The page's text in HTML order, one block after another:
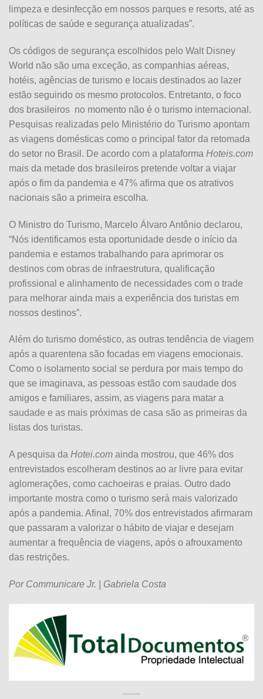
limpeza e desinfecção em nossos parques e resorts, até as
políticas de saúde e segurança atualizadas”.
Os códigos de segurança escolhidos pelo Walt Disney
World não são uma exceção, as companhias aéreas,
hotéis, agências de turismo e locais destinados ao lazer
estão seguindo os mesmo protocolos. Entretanto, o foco
dos brasileiros no momento não é o turismo internacional.
Pesquisas realizadas pelo Ministério do Turismo apontam
as viagens domésticas como o principal fator da retomada
do setor no Brasil. De acordo com a plataforma Hoteis.com
mais da metade dos brasileiros pretende voltar a viajar
após o fim da pandemia e 47% afirma que os atrativos
nacionais são a primeira escolha.
O Ministro do Turismo, Marcelo Álvaro Antônio declarou,
“Nós identificamos esta oportunidade desde o início da
pandemia e estamos trabalhando para aprimorar os
destinos com obras de infraestrutura, qualificação
profissional e alinhamento de necessidades com o trade
para melhorar ainda mais a experiência dos turistas em
nossos destinos”.
Além do turismo doméstico, as outras tendência de viagem
após a quarentena são focadas em viagens emocionais.
Como o isolamento social se perdura por mais tempo do
que se imaginava, as pessoas estão com saudade dos
amigos e familiares, assim, as viagens para matar a
saudade e as mais próximas de casa são as primeiras da
listas dos turistas.
A pesquisa da Hotei.com ainda mostrou, que 46% dos
entrevistados escolheram destinos ao ar livre para evitar
aglomerações, como cachoeiras e praias. Outro dado
importante mostra como o turismo será mais valorizado
após a pandemia. Afinal, 70% dos entrevistados afirmaram
que passaram a valorizar o hábito de viajar e desejam
aumentar a frequência de viagens, após o afrouxamento
das restrições.
Por Communicare Jr. | Gabriela Costa